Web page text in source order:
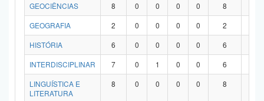
GEOCIÊNCIAS
8 0 0 0 0 8
GEOGRAFIA
2 0 0 0 0 2
HISTÓRIA
6 0 0 0 0 6
INTERDISCIPLINAR
7 0 1 0 0 6
LINGUÍSTICA E
LITERATURA
8 0 0 0 0 8